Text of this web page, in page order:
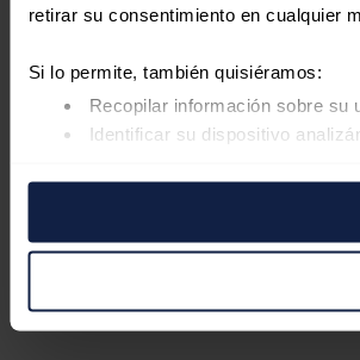
retirar su consentimiento en cualquier
Si lo permite, también quisiéramos:
Recopilar información sobre su
Identificar su dispositivo
Las cookies de este sitio web se usan
pueden combinarla con otra